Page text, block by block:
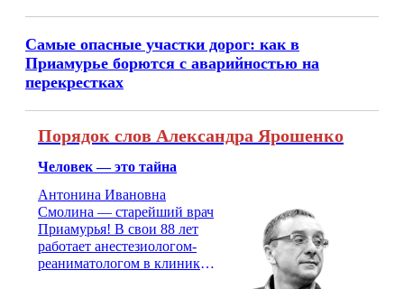
Самые опасные участки дорог: как в
Приамурье борются с аварийностью на
перекрестках
Порядок слов Александра Ярошенко
Человек — это тайна
Антонина Ивановна
Смолина — старейший врач
Приамурья! В свои 88 лет
работает анестезиологом-
реаниматологом в клинике